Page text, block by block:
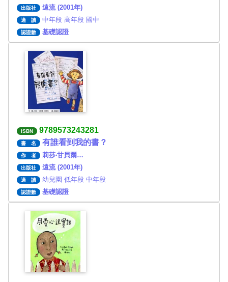
出版社 遠流 (2001年)
適 讀 中年段 高年段 國中
認證數 基礎認證
ISBN 9789573243281
書 名 有誰看到我的書？
作 者 莉莎‧甘貝爾…
出版社 遠流 (2001年)
適 讀 幼兒園 低年段 中年段
認證數 基礎認證